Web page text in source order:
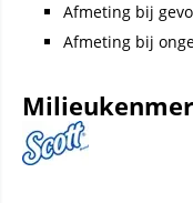
Afmeting bij
Afmeting bij